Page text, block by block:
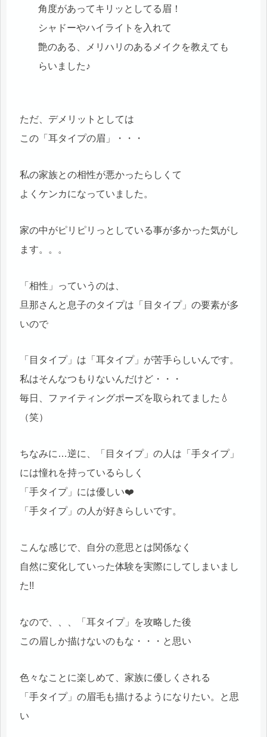
角度があってキリッとしてる眉！
シャドーやハイライトを入れて
艶のある、メリハリのあるメイクを教えても
らいました♪
ただ、デメリットとしては
この「耳タイプの眉」・・・
私の家族との相性が悪かったらしくて
よくケンカになっていました。
家の中がピリピリっとしている事が多かった気がし
ます。。。
「相性」っていうのは、
旦那さんと息子のタイプは「目タイプ」の要素が多
いので
「目タイプ」は「耳タイプ」が苦手らしいんです。
私はそんなつもりないんだけど・・・
毎日、ファイティングポーズを取られてました💧
（笑）
ちなみに…逆に、「目タイプ」の人は「手タイプ」
には憧れを持っているらしく
「手タイプ」には優しい❤️
「手タイプ」の人が好きらしいです。
こんな感じで、自分の意思とは関係なく
自然に変化していった体験を実際にしてしまいまし
た!!
なので、、、「耳タイプ」を攻略した後
この眉しか描けないのもな・・・と思い
色々なことに楽しめて、家族に優しくされる
「手タイプ」の眉毛も描けるようになりたい。と思
い